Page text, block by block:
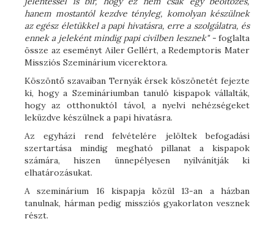
hanem mostantól kezdve tényleg, komolyan készülnek
az egész életükkel a papi hivatásra, erre a szolgálatra, és
ennek a jeleként mindig papi civilben lesznek" -foglalta
össze az eseményt Ailer Gellért, a Redemptoris Mater
Missziós Szeminárium vicerektora.
Köszöntő szavaiban Ternyák érsek köszönetét fejezte
ki, hogy a Szemináriumban tanuló kispapok vállalták,
hogy az otthonuktól távol, a nyelvi nehézségeket
leküzdve készülnek a papi hivatásra.
Az egyházi rend felvételére jelöltek befogadási
szertartása mindig megható pillanat a kispapok
számára, hiszen ünnepélyesen nyilvánítják ki
elhatározásukat.
A szeminárium 16 kispapja közül 13-an a házban
tanulnak, hárman pedig missziós gyakorlaton vesznek
részt.